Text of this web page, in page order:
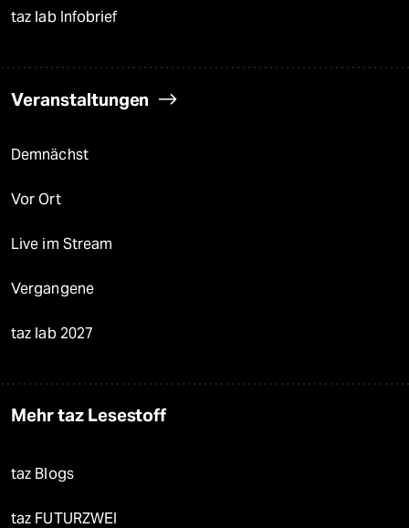
taz lab Infobrief
Veranstaltungen
Demnächst
Vor Ort
Live im Stream
Vergangene
taz lab 2027
Mehr taz Lesestoff
taz Blogs
taz FUTURZWEI